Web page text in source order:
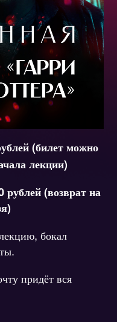
(билет можно
лекции)
(возврат на
бокал
придёт вся